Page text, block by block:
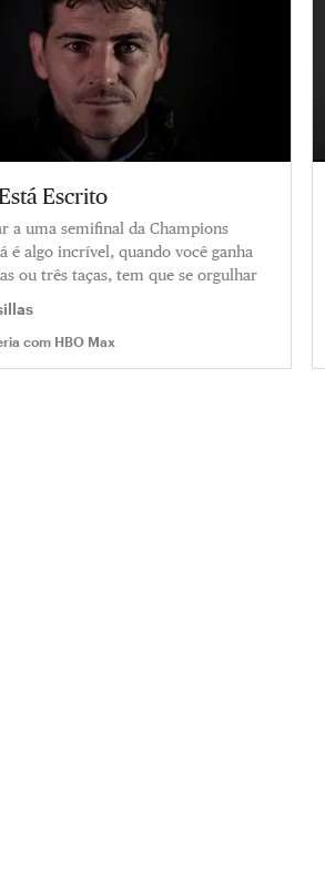
Escrito
a uma semifinal da Champions
é algo incrível, quando você ganha
ou três taças, tem que se orgulhar
com HBO Max